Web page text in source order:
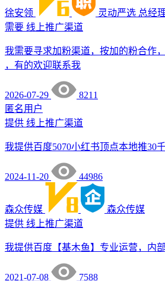
徐安领 灵动严选 总经
需要 线上推广渠道
我需要寻求加粉渠道，按加的粉合作
，有的欢迎联系我
2026-07-29
8211
匿名用户
提供 线上推广渠道
我提供百度5070小红书顶点本地推30
2024-11-20 44986
森众传媒
森众传媒
提供 线上推广渠道
我提供百度【基木鱼】专业运营，内
2021-07-08 7588